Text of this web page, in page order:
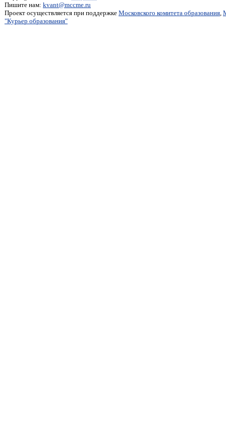
Пишите нам: kvant@mccme.ru
Проект осуществляется при поддержке Московского комитета образования,
"Курьер образования"